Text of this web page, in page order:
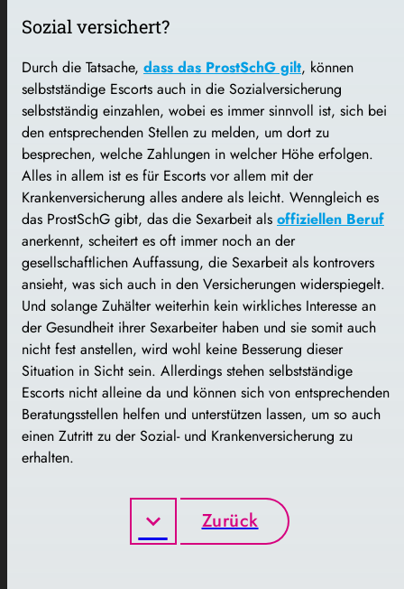
Sozial versichert?
Durch die Tatsache, dass das ProstSchG gilt, können
selbstständige Escorts auch in die Sozialversicherung
selbstständig einzahlen, wobei es immer sinnvoll ist, sich bei
den entsprechenden Stellen zu melden, um dort zu
besprechen, welche Zahlungen in welcher Höhe erfolgen.
Alles in allem ist es für Escorts vor allem mit der
Krankenversicherung alles andere als leicht. Wenngleich es
das ProstSchG gibt, das die Sexarbeit als offiziellen Beruf
anerkennt, scheitert es oft immer noch an der
gesellschaftlichen Auffassung, die Sexarbeit als kontrovers
ansieht, was sich auch in den Versicherungen widerspiegelt.
Und solange Zuhälter weiterhin kein wirkliches Interesse an
der Gesundheit ihrer Sexarbeiter haben und sie somit auch
nicht fest anstellen, wird wohl keine Besserung dieser
Situation in Sicht sein. Allerdings stehen selbstständige
Escorts nicht alleine da und können sich von entsprechenden
Beratungsstellen helfen und unterstützen lassen, um so auch
einen Zutritt zu der Sozial- und Krankenversicherung zu
erhalten.
Zurück